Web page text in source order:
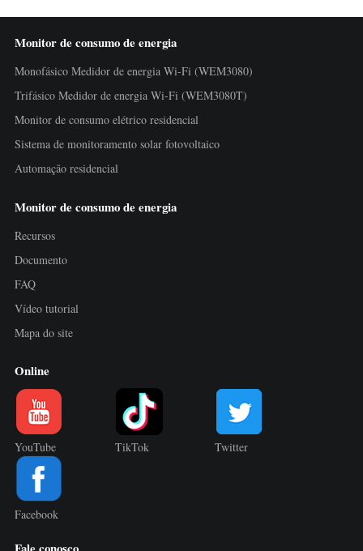
Monitor de consumo de energia
Monofásico Medidor de energia Wi-Fi (WEM3080)
Trifásico Medidor de energia Wi-Fi (WEM3080T)
Monitor de consumo elétrico residencial
Sistema de monitoramento solar fotovoltaico
Automação residencial
Monitor de consumo de energia
Recursos
Documento
FAQ
Vídeo tutorial
Mapa do site
Online
YouTube TikTok Twitter
Facebook